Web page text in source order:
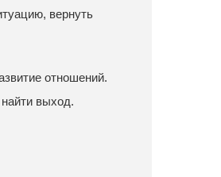
вернуть
отношений.
выход.